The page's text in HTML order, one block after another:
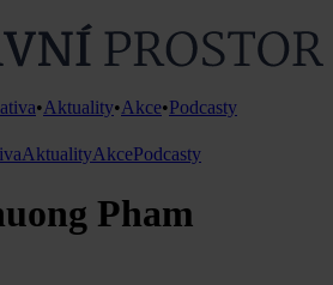
•Aktuality•Akce•Podcasty
AktualityAkcePodcasty
Pham